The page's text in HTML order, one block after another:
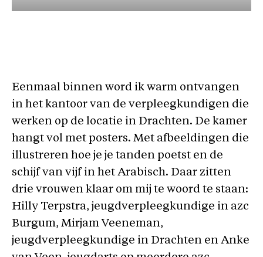
Eenmaal binnen word ik warm ontvangen
in het kantoor van de verpleegkundigen die
werken op de locatie in Drachten. De kamer
hangt vol met posters. Met afbeeldingen die
illustreren hoe je je tanden poetst en de
schijf van vijf in het Arabisch. Daar zitten
drie vrouwen klaar om mij te woord te staan:
Hilly Terpstra, jeugdverpleegkundige in azc
Burgum, Mirjam Veeneman,
jeugdverpleegkundige in Drachten en Anke